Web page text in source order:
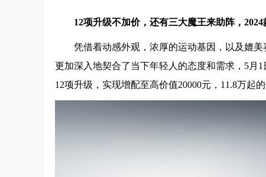
12项升级不加价，还有三大魔王来助阵， 2024
凭借着动感外观，浓厚的运动基因，以及媲
更加深入地契合了当下年轻人的态度和需求，5月
12项升级，实现增配至高价值20000元，11.8万起